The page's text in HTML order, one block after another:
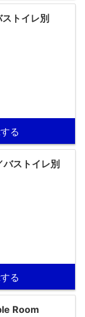
トイレ別
る
ストイレ別
る
Room